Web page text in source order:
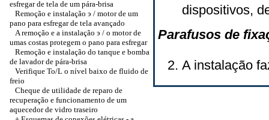
esfregar de tela de um pára-brisa
Remoção e instalação э / motor de um
pano para esfregar de tela avançado
A remoção e a instalação э / o motor de
umas costas protegem o pano para esfregar
Remoção e instalação do tanque e bomba
de lavador de pára-brisa
Verifique To/L o nível baixo de fluido de
freio
Cheque de utilidade de reparo de
recuperação e funcionamento de um
aquecedor de vidro traseiro
dispositivos,
Parafusos de
A instalação